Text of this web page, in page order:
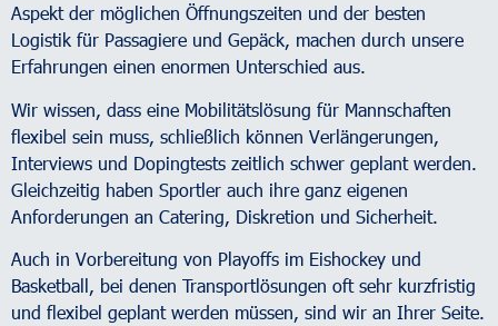
Aspekt der möglichen Öffnungszeiten und der besten
Logistik für Passagiere und Gepäck, machen durch unsere
Erfahrungen einen enormen Unterschied aus.
Wir wissen, dass eine Mobilitätslösung für Mannschaften
flexibel sein muss, schließlich können Verlängerungen,
Interviews und Dopingtests zeitlich schwer geplant werden.
Gleichzeitig haben Sportler auch ihre ganz eigenen
Anforderungen an Catering, Diskretion und Sicherheit.
Auch in Vorbereitung von Playoffs im Eishockey und
Basketball, bei denen Transportlösungen oft sehr kurzfristig
und flexibel geplant werden müssen, sind wir an Ihrer Seite.